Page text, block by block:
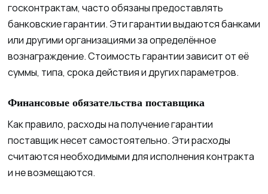
госконтрактам, часто обязаны предоставлять
банковские гарантии. Эти гарантии выдаются банками
или другими организациями за определённое
вознаграждение. Стоимость гарантии зависит от её
суммы, типа, срока действия и других параметров.
Финансовые обязательства поставщика
Как правило, расходы на получение гарантии
поставщик несет самостоятельно. Эти расходы
считаются необходимыми для исполнения контракта
и не возмещаются.